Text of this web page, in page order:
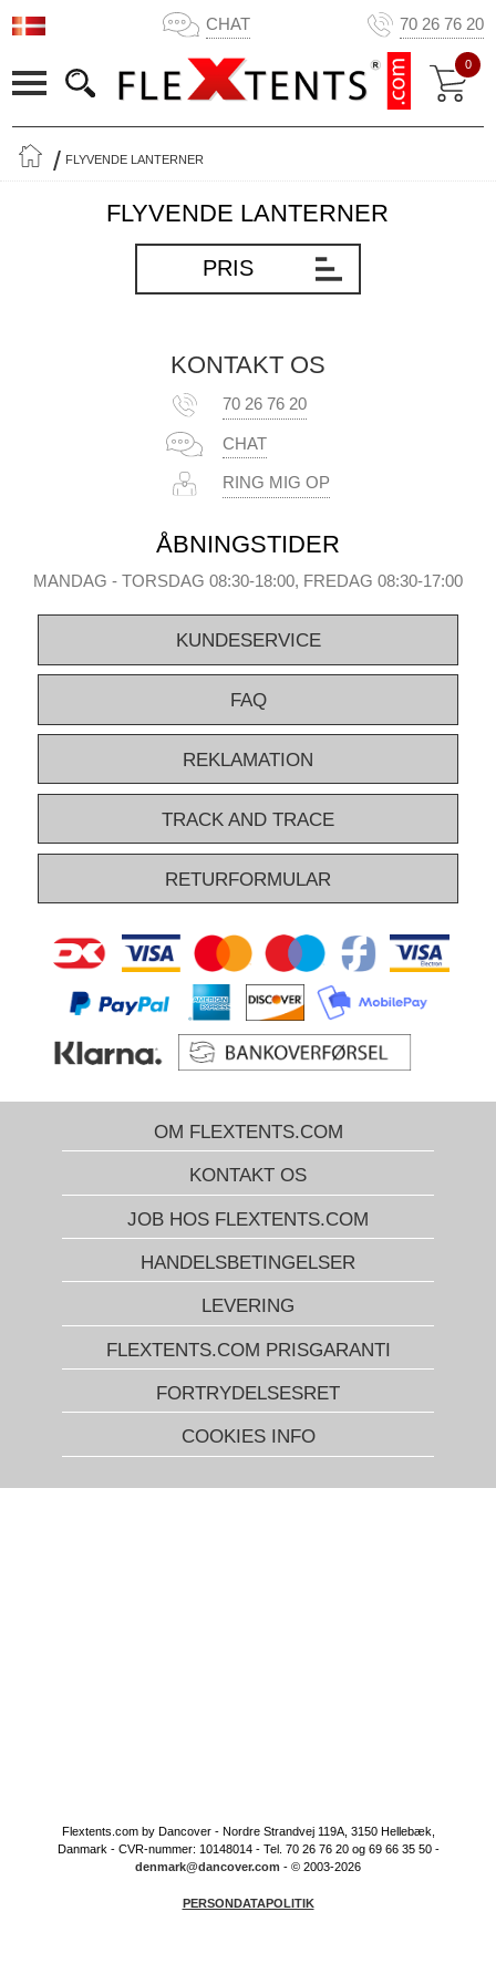
CHAT 70 26 76 20
0
FLYVENDE LANTERNER
FLYVENDE LANTERNER
PRIS
KONTAKT OS
70 26 76 20
CHAT
RING MIG OP
ÅBNINGSTIDER
MANDAG - TORSDAG 08:30-18:00, FREDAG 08:30-17:00
KUNDESERVICE
FAQ
REKLAMATION
TRACK AND TRACE
RETURFORMULAR
OM FLEXTENTS.COM
KONTAKT OS
JOB HOS FLEXTENTS.COM
HANDELSBETINGELSER
LEVERING
FLEXTENTS.COM PRISGARANTI
FORTRYDELSESRET
COOKIES INFO
Flextents.com by Dancover - Nordre Strandvej 119A, 3150 Hellebæk,
Danmark - CVR-nummer: 10148014 - Tel. 70 26 76 20 og 69 66 35 50 -
denmark@dancover.com - © 2003-2026
PERSONDATAPOLITIK